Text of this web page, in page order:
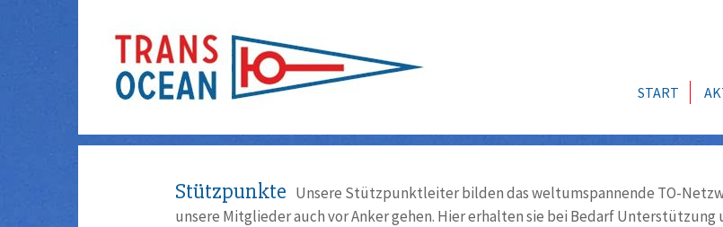
START
Stützpunkte Unsere Stützpunktleiter bilden das weltumspannende TO-
unsere Mitglieder auch vor Anker gehen. Hier erhalten sie bei Bedarf